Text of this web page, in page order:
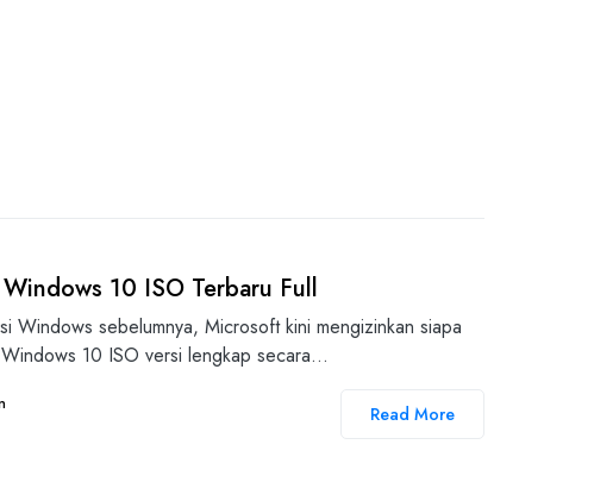
10 ISO Terbaru Full
Windows sebelumnya, Microsoft kini mengizinkan siapa
10 ISO versi lengkap secara…
Read More